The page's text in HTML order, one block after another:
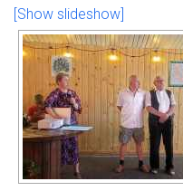
[Show slideshow]